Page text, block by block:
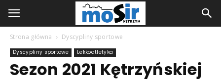
Strona główna Dyscypliny sportowe
Dyscypliny sportowe Lekkoatletyka
Sezon 2021 Kętrzyńskiej